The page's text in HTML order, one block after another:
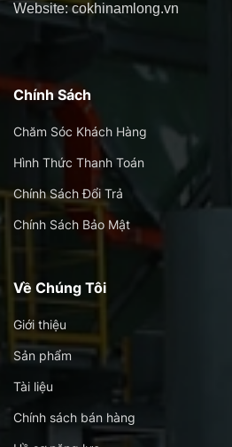
Website: cokhinamlong.vn
Chính Sách
Chăm Sóc Khách Hàng
Hình Thức Thanh Toán
Chính Sách Đổi Trả
Chính Sách Bảo Mật
Về Chúng Tôi
Giới thiệu
Sản phẩm
Tài liệu
Chính sách bán hàng